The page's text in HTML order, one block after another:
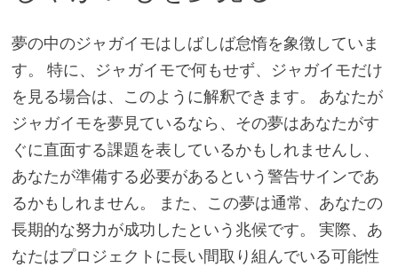
夢の中のジャガイモはしばしば怠惰を象徴していま
す。 特に、ジャガイモで何もせず、ジャガイモだけ
を見る場合は、このように解釈できます。 あなたが
ジャガイモを夢見ているなら、その夢はあなたがす
ぐに直面する課題を表しているかもしれませんし、
あなたが準備する必要があるという警告サインであ
るかもしれません。 また、この夢は通常、あなたの
長期的な努力が成功したという兆候です。 実際、あ
なたはプロジェクトに長い間取り組んでいる可能性